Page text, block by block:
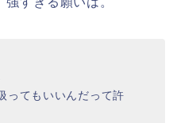
ってもいいんだって許